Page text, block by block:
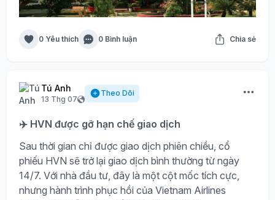
0 Yêu thích 0 Bình luận Chia sẻ
Tú Anh
13 Thg 07
Theo Dõi
✈️ HVN được gỡ hạn chế giao dịch
Sau thời gian chỉ được giao dịch phiên chiều, cổ
phiếu HVN sẽ trở lại giao dịch bình thường từ ngày
14/7. Với nhà đầu tư, đây là một cột mốc tích cực,
nhưng hành trình phục hồi của Vietnam Airlines